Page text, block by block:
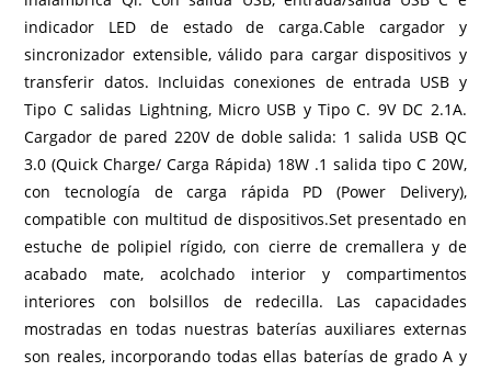
indicador LED de estado de carga.Cable cargador y
sincronizador extensible, válido para cargar dispositivos y
transferir datos. Incluidas conexiones de entrada USB y
Tipo C salidas Lightning, Micro USB y Tipo C. 9V DC 2.1A.
Cargador de pared 220V de doble salida: 1 salida USB QC
3.0 (Quick Charge/ Carga Rápida) 18W .1 salida tipo C 20W,
con tecnología de carga rápida PD (Power Delivery),
compatible con multitud de dispositivos.Set presentado en
estuche de polipiel rígido, con cierre de cremallera y de
acabado mate, acolchado interior y compartimentos
interiores con bolsillos de redecilla. Las capacidades
mostradas en todas nuestras baterías auxiliares externas
son reales, incorporando todas ellas baterías de grado A y